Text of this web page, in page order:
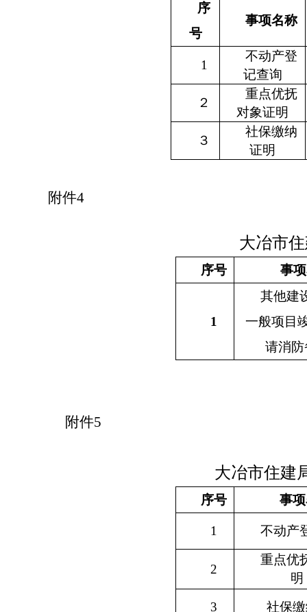
序
号
事项名称
1
不动产登
记查询
２
重点优抚
对象证明
３
社保缴纳
证明
附件4
大冶市
序号 事
1
其他建
一般项目
请消防
附件5
大冶市住建
序号 事
1 不动产
2
重点优
明
3
社保